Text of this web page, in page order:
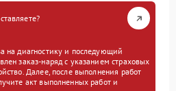
на диагностику и последующий
заказ-наряд с указанием страховых
Далее, после выполнения работ
акт выполненных работ и